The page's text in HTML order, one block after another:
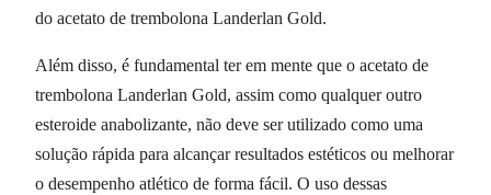
do acetato de trembolona Landerlan Gold.
Além disso, é fundamental ter em mente que o acetato de
trembolona Landerlan Gold, assim como qualquer outro
esteroide anabolizante, não deve ser utilizado como uma
solução rápida para alcançar resultados estéticos ou melhorar
o desempenho atlético de forma fácil. O uso dessas